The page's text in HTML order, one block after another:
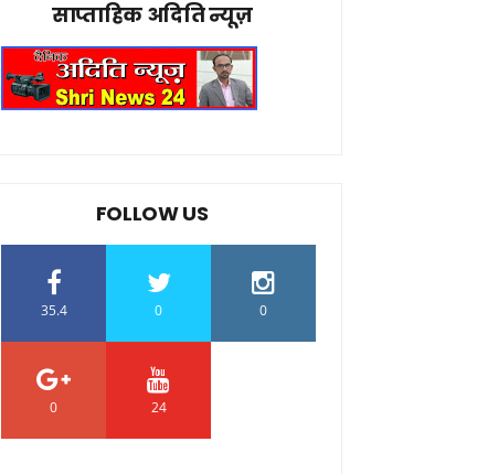
साप्ताहिक अदिति न्यूज़
FOLLOW US
35.4 0 0
0 24